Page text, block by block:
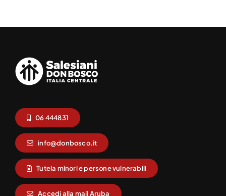
06 444831
info@donbosco.it
Tutela minori e persone vulnerabili
Accedi alla mail Aruba